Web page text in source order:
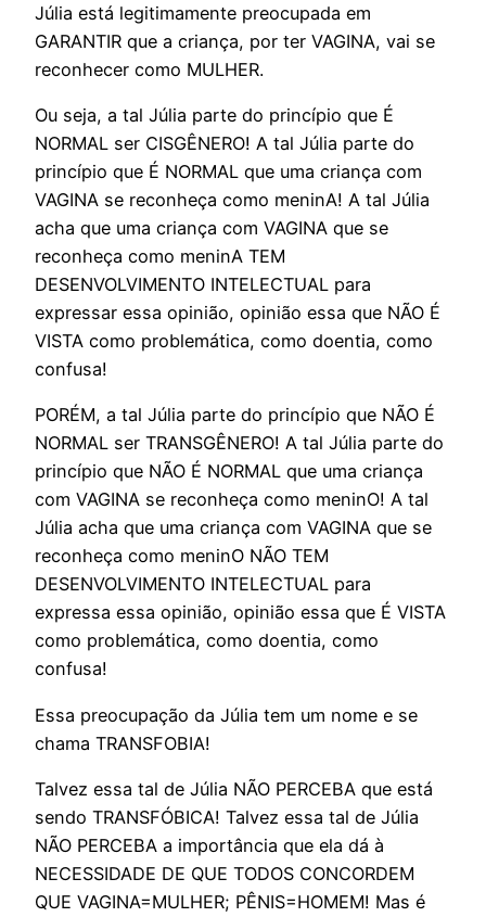
Júlia está legitimamente preocupada em
GARANTIR que a criança, por ter VAGINA, vai se
reconhecer como MULHER.
Ou seja, a tal Júlia parte do princípio que É
NORMAL ser CISGÊNERO! A tal Júlia parte do
princípio que É NORMAL que uma criança com
VAGINA se reconheça como meninA! A tal Júlia
acha que uma criança com VAGINA que se
reconheça como meninA TEM
DESENVOLVIMENTO INTELECTUAL para
expressar essa opinião, opinião essa que NÃO É
VISTA como problemática, como doentia, como
confusa!
PORÉM, a tal Júlia parte do princípio que NÃO É
NORMAL ser TRANSGÊNERO! A tal Júlia parte do
princípio que NÃO É NORMAL que uma criança
com VAGINA se reconheça como meninO! A tal
Júlia acha que uma criança com VAGINA que se
reconheça como meninO NÃO TEM
DESENVOLVIMENTO INTELECTUAL para
expressa essa opinião, opinião essa que É VISTA
como problemática, como doentia, como
confusa!
Essa preocupação da Júlia tem um nome e se
chama TRANSFOBIA!
Talvez essa tal de Júlia NÃO PERCEBA que está
sendo TRANSFÓBICA! Talvez essa tal de Júlia
NÃO PERCEBA a importância que ela dá à
NECESSIDADE DE QUE TODOS CONCORDEM
QUE VAGINA=MULHER; PÊNIS=HOMEM! Mas é